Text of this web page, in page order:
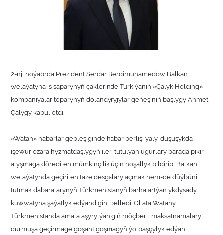
2-nji noýabrda Prezident Serdar Berdimuhamedow Balkan
welaýatyna iş saparynyň çäklerinde Türkiýäniň «Çalyk Holding»
kompaniýalar toparynyň dolandyryjylar geňeşiniň başlygy Ahmet
Çalygy kabul etdi.
«Watan» habarlar gepleşiginde habar berlişi ýaly, duşuşykda
işewür özara hyzmatdaşlygyň ileri tutulýan ugurlary barada pikir
alyşmaga döredilen mümkinçilik üçin hoşallyk bildirip, Balkan
welaýatynda geçirilen täze desgalary açmak hem-de düýbüni
tutmak dabaralarynyň Türkmenistanyň barha artýan ykdysady
kuwwatyna şaýatlyk edýändigini belledi. Ol ata Watany
Türkmenistanda amala aşyrylýan giň möçberli maksatnamalary
durmuşa geçirmäge goşant goşmagyň ýolbaşçylyk edýän